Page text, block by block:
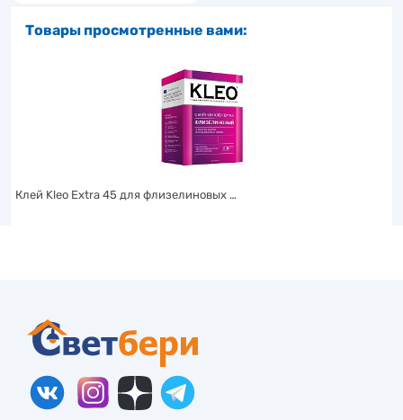
Товары просмотренные вами:
Клей Kleo Extra 45 для флизелиновых …